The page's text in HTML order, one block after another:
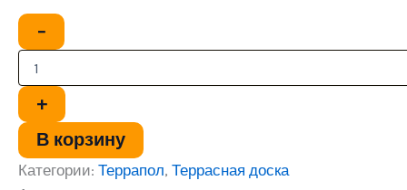
−
Количество
товара
АНТИК
Аргос
3000х147х23
мм
+
В корзину
Категории: Террапол, Террасная доска